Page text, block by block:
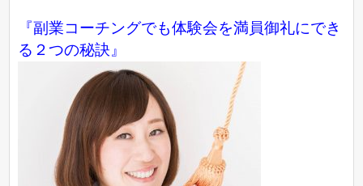
『副業コーチングでも体験会を満員御礼にでき
る２つの秘訣』